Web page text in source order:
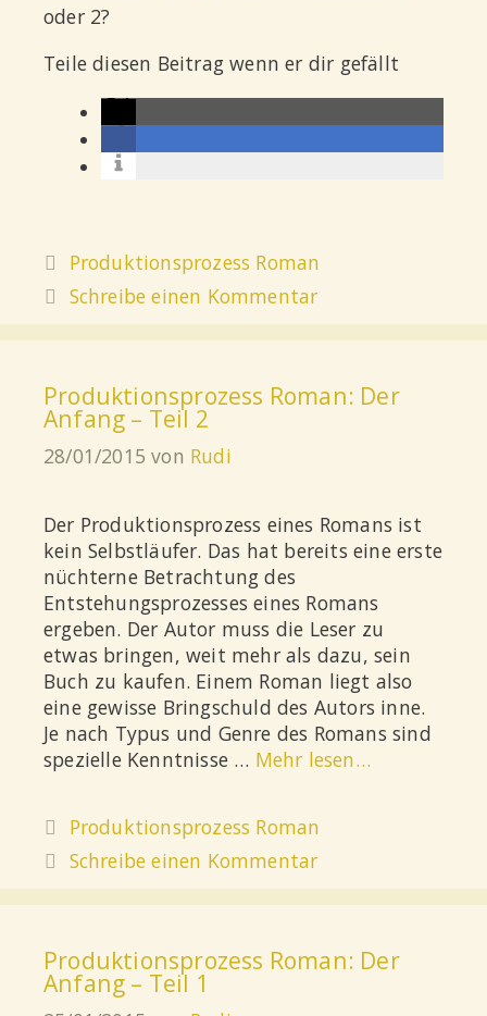
oder 2?
Teile diesen Beitrag wenn er dir gefällt
Produktionsprozess Roman
Schreibe einen Kommentar
Produktionsprozess Roman: Der
Anfang – Teil 2
28/01/2015 von Rudi
Der Produktionsprozess eines Romans ist
kein Selbstläufer. Das hat bereits eine erste
nüchterne Betrachtung des
Entstehungsprozesses eines Romans
ergeben. Der Autor muss die Leser zu
etwas bringen, weit mehr als dazu, sein
Buch zu kaufen. Einem Roman liegt also
eine gewisse Bringschuld des Autors inne.
Je nach Typus und Genre des Romans sind
spezielle Kenntnisse … Mehr lesen…
Produktionsprozess Roman
Schreibe einen Kommentar
Produktionsprozess Roman: Der
Anfang – Teil 1